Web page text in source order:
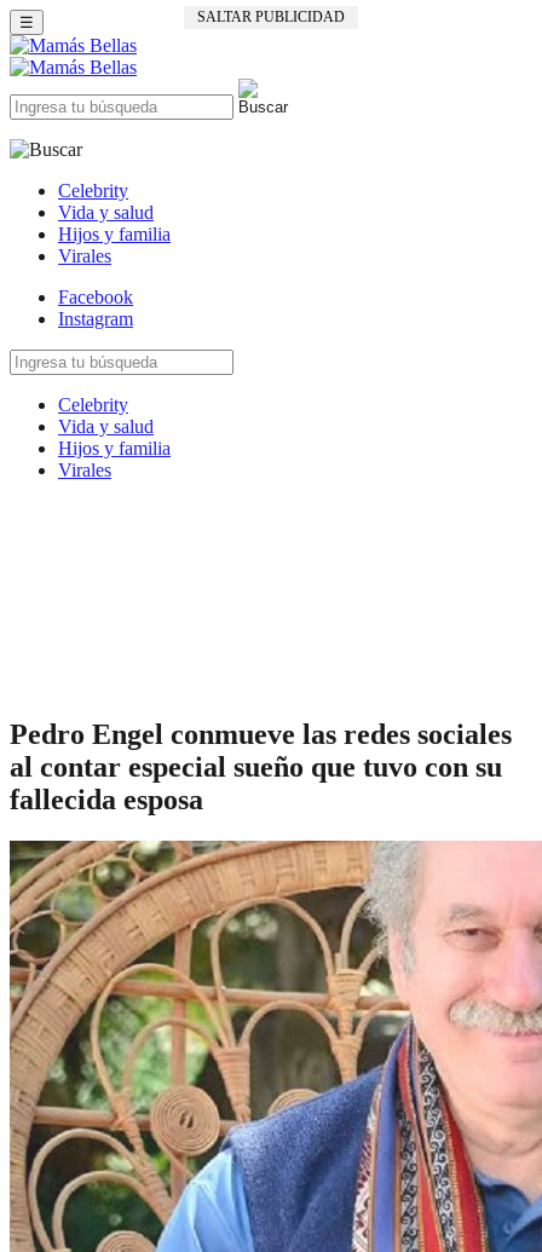
SALTAR PUBLICIDAD
☰
Celebrity
Vida y salud
Hijos y familia
Virales
Facebook
Instagram
Celebrity
Vida y salud
Hijos y familia
Virales
Pedro Engel conmueve las redes sociales
al contar especial sueño que tuvo con su
fallecida esposa